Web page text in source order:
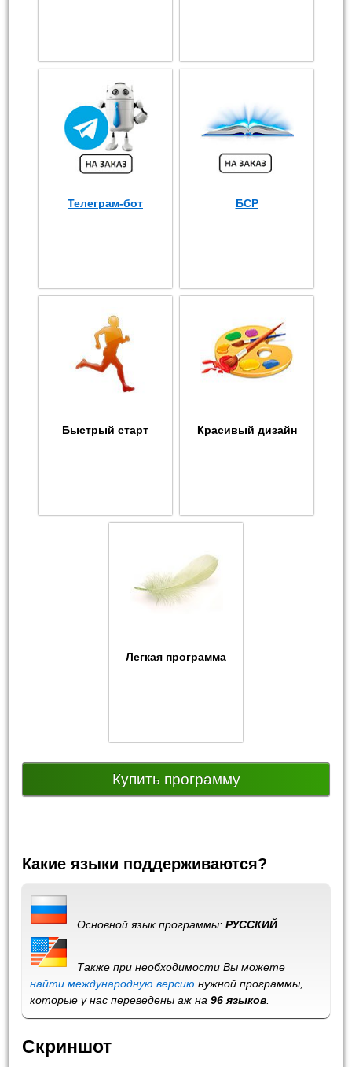
Телеграм-бот БСР
Быстрый старт Красивый дизайн
Легкая программа
Купить программу
Какие языки поддерживаются?
Основной язык программы:РУССКИЙ
Также при необходимости Вы можете
найти международную версию нужной программы,
которые у нас переведены аж на96 языков
Скриншот